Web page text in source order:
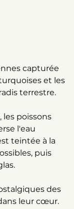
capturée
et les
terrestre.
les poissons
l'eau
teintée à la
puis
des
leur cœur.